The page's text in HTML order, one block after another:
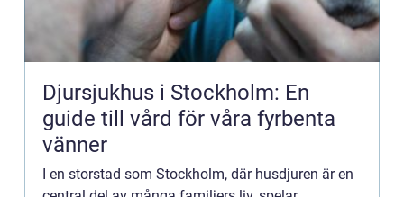
Djursjukhus i Stockholm: En
guide till vård för våra fyrbenta
vänner
I en storstad som Stockholm, där husdjuren är en